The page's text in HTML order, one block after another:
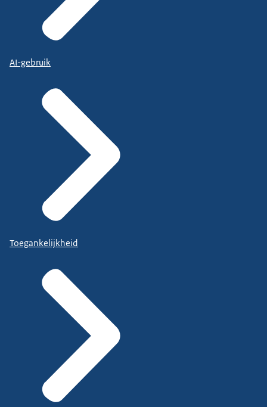
AI-gebruik
Toegankelijkheid